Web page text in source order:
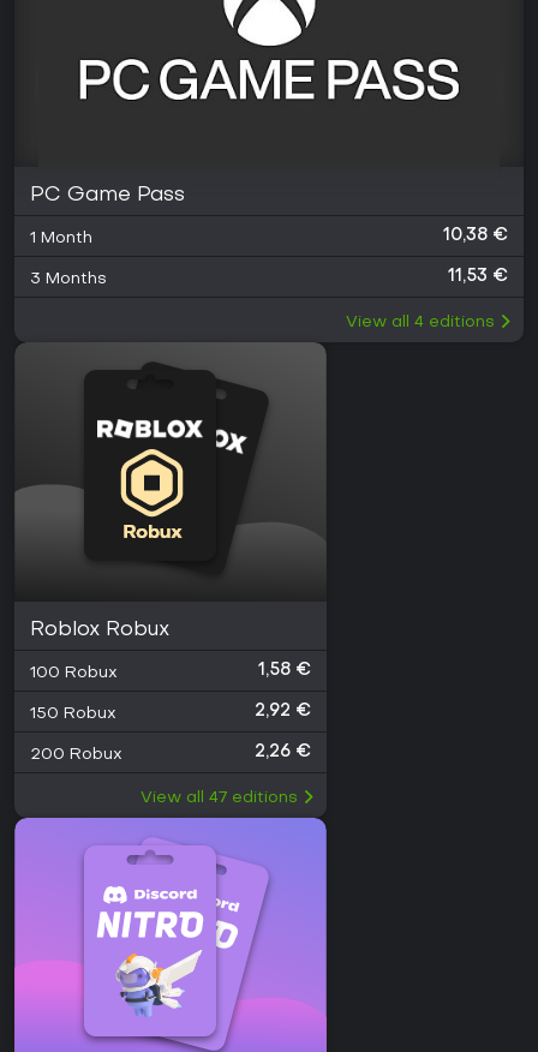
PC Game Pass
1 Month 10,38 €
3 Months 11,53 €
View all 4 editions
Roblox Robux
100 Robux 1,58 €
150 Robux 2,92 €
200 Robux 2,26 €
View all 47 editions